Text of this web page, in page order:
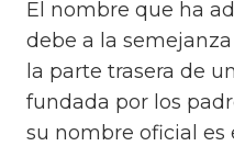
El nombre que ha
debe a la
la parte trasera de
fundada por los
su nombre oficial es